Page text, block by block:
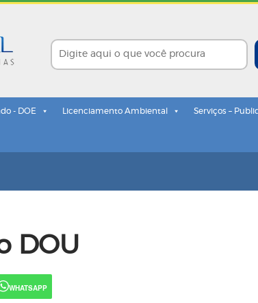
- DOE Licenciamento Ambiental Serviços –
DOU
WHATSAPP